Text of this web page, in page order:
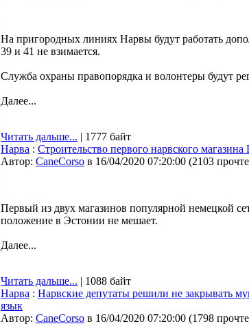
На пригородных линиях Нарвы будут работать
39 и 41 не взимается.
Служба охраны правопорядка и волонтеры будут
Далее...
Читать дальше... | 1777 байт
Нарва : Строительство первого нарвского
Автор: CaneCorso в 16/04/2020 07:20:00 (2103
Первый из двух магазинов популярной немецкой
положение в Эстонии не мешает.
Далее...
Читать дальше... | 1088 байт
Нарва : Нарвские депутаты решили не закрывать
язык
Автор: CaneCorso в 16/04/2020 07:20:00 (1798